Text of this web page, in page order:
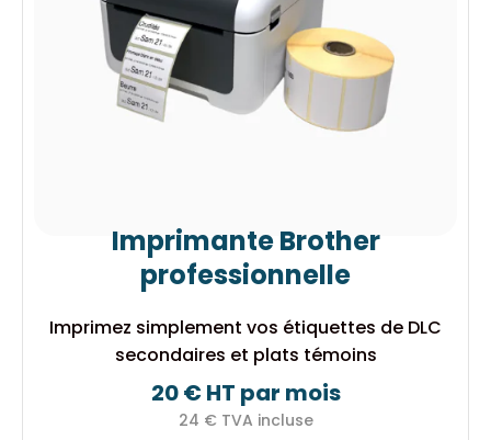
Imprimante Brother
professionnelle
Imprimez simplement vos étiquettes de DLC
secondaires et plats témoins
20 € HT par mois
24 € TVA incluse